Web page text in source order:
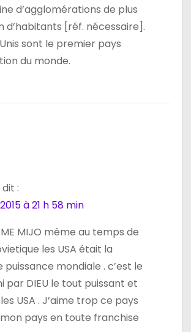
d’agglomérations de plus
d’habitants [réf. nécessaire].
sont le premier pays
du monde.
dit :
à 21 h 58 min
MIJO même au temps de
les USA était la
mondiale . c’est le
par DIEU le tout puissant et
USA . J’aime trop ce pays
pays en toute franchise